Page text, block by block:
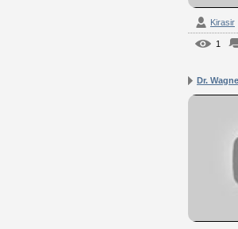
Kirasir
1
Dr.